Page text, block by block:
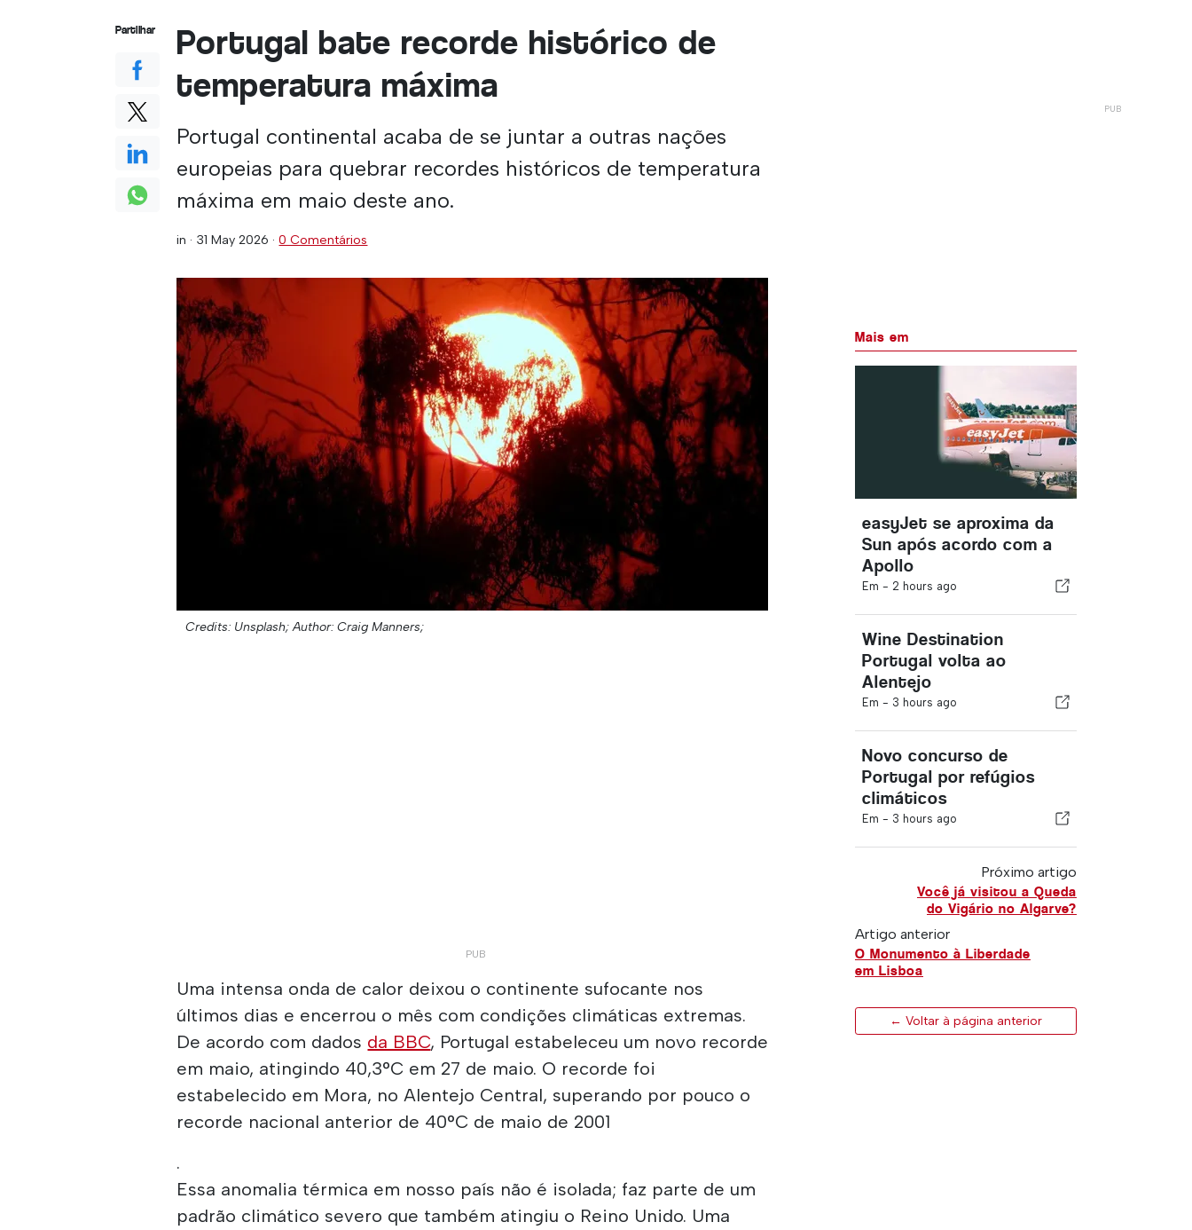
Portugal bate recorde histórico de
temperatura máxima
Portugal continental acaba de se juntar a outras nações
europeias para quebrar recordes históricos de temperatura
máxima em maio deste ano.
in · 31 May 2026 ·0 Comentários
Credits: Unsplash; Author: Craig Manners;
Uma intensa onda de calor deixou o continente sufocante nos
últimos dias e encerrou o mês com condições climáticas extremas.
De acordo com dados da BBC, Portugal estabeleceu um novo recorde
em maio, atingindo 40,3°C em 27 de maio. O recorde foi
estabelecido em Mora, no Alentejo Central, superando por pouco o
recorde nacional anterior de 40°C de maio de 2001
.
Essa anomalia térmica em nosso país não é isolada; faz parte de um
padrão climático severo que também atingiu o Reino Unido. Uma
Partilhar
Mais em
easyJet se aproxima da
Sun após acordo com a
Apollo
Em - 2 hours ago
Wine Destination
Portugal volta ao
Alentejo
Em - 3 hours ago
Novo concurso de
Portugal por refúgios
climáticos
Em - 3 hours ago
Próximo artigo
Você já visitou a Queda
do Vigário no Algarve?
Artigo anterior
O Monumento à Liberdade
em Lisboa
← Voltar à página anterior